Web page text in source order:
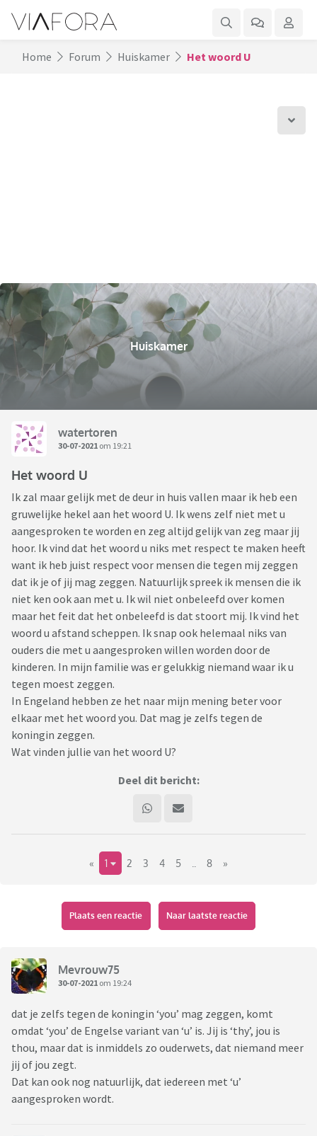
Home Forum Huiskamer Het woord U
Huiskamer
watertoren
30-07-2021 om 19:21
Het woord U
Ik zal maar gelijk met de deur in huis vallen maar ik heb een
gruwelijke hekel aan het woord U. Ik wens zelf niet met u
aangesproken te worden en zeg altijd gelijk van zeg maar jij
hoor. Ik vind dat het woord u niks met respect te maken heeft
want ik heb juist respect voor mensen die tegen mij zeggen
dat ik je of jij mag zeggen. Natuurlijk spreek ik mensen die ik
niet ken ook aan met u. Ik wil niet onbeleefd over komen
maar het feit dat het onbeleefd is dat stoort mij. Ik vind het
woord u afstand scheppen. Ik snap ook helemaal niks van
ouders die met u aangesproken willen worden door de
kinderen. In mijn familie was er gelukkig niemand waar ik u
tegen moest zeggen.
In Engeland hebben ze het naar mijn mening beter voor
elkaar met het woord you. Dat mag je zelfs tegen de
koningin zeggen.
Wat vinden jullie van het woord U?
Deel dit bericht:
« 1 2 3 4 5 8 »
Plaats een reactie Naar laatste reactie
Mevrouw75
30-07-2021 om 19:24
dat je zelfs tegen de koningin ‘you’ mag zeggen, komt
omdat ‘you’ de Engelse variant van ‘u’ is. Jij is ‘thy’, jou is
thou, maar dat is inmiddels zo ouderwets, dat niemand meer
jij of jou zegt.
Dat kan ook nog natuurlijk, dat iedereen met ‘u’
aangesproken wordt.